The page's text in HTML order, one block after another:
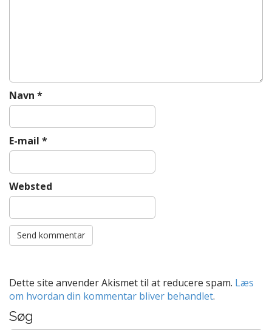
Navn *
E-mail *
Websted
Dette site anvender Akismet til at reducere spam. Læs
om hvordan din kommentar bliver behandlet.
Søg